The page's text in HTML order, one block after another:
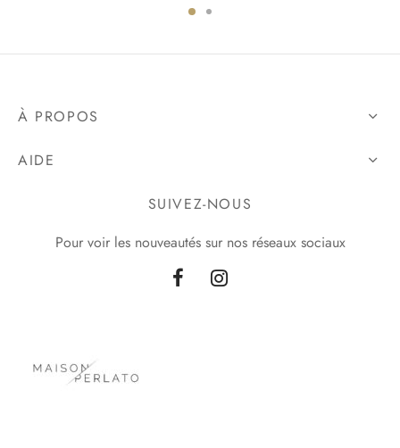
À PROPOS
AIDE
SUIVEZ-NOUS
Pour voir les nouveautés sur nos réseaux sociaux